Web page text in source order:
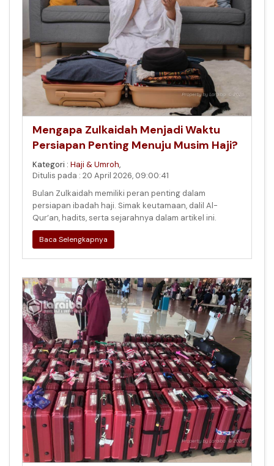
Mengapa Zulkaidah Menjadi Waktu
Persiapan Penting Menuju Musim Haji?
Kategori : Haji & Umroh,
Ditulis pada : 20 April 2026, 09:00:41
Bulan Zulkaidah memiliki peran penting dalam
persiapan ibadah haji. Simak keutamaan, dalil Al-
Qur’an, hadits, serta sejarahnya dalam artikel ini.
Baca Selengkapnya